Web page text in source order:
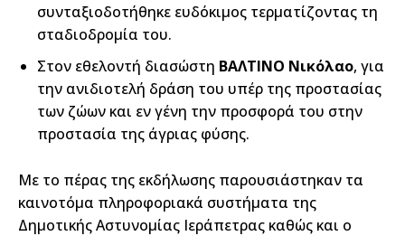
συνταξιοδοτήθηκε ευδόκιμος τερματίζοντας τη
σταδιοδρομία του.
Στον εθελοντή διασώστη ΒΑΛΤΙΝΟ Νικόλαο, για
την ανιδιοτελή δράση του υπέρ της προστασίας
των ζώων και εν γένη την προσφορά του στην
προστασία της άγριας φύσης.
Με το πέρας της εκδήλωσης παρουσιάστηκαν τα
καινοτόμα πληροφοριακά συστήματα της
Δημοτικής Αστυνομίας Ιεράπετρας καθώς και ο